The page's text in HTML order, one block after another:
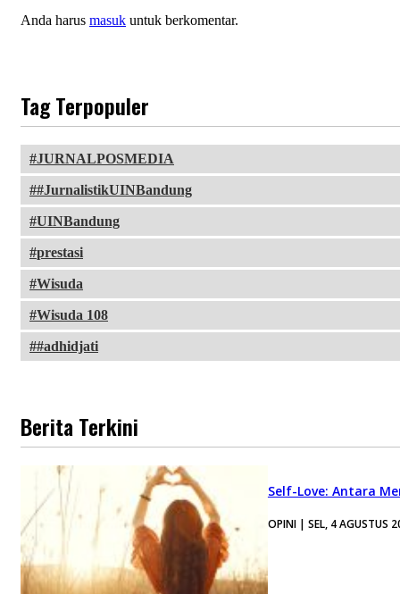
Anda harus masuk untuk berkomentar.
Tag Terpopuler
JURNALPOSMEDIA
#JurnalistikUINBandung
UINBandung
prestasi
Wisuda
Wisuda 108
#adhidjati
Berita Terkini
Self-Love: Antara
OPINI | SEL, 4 AGUSTUS